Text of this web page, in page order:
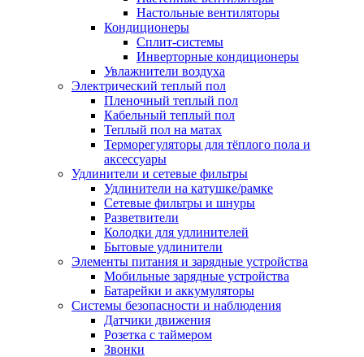
Настольные вентиляторы
Кондиционеры
Сплит-системы
Инверторные кондиционеры
Увлажнители воздуха
Электрический теплый пол
Пленочный теплый пол
Кабельный теплый пол
Теплый пол на матах
Терморегуляторы для тёплого пола и
аксессуары
Удлинители и сетевые фильтры
Удлинители на катушке/рамке
Сетевые фильтры и шнуры
Разветвители
Колодки для удлинителей
Бытовые удлинители
Элементы питания и зарядные устройства
Мобильные зарядные устройства
Батарейки и аккумуляторы
Системы безопасности и наблюдения
Датчики движения
Розетка с таймером
Звонки